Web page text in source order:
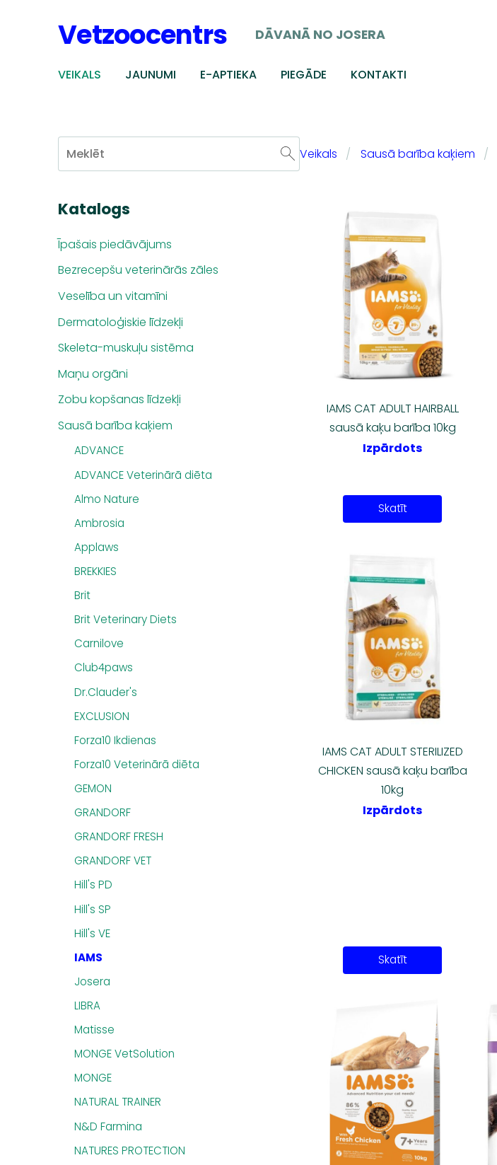
Vetzoocentrs DĀVANĀ NO JOSERA
VEIKALS JAUNUMI E-APTIEKA PIEGĀDE KONTAKTI
Katalogs
Īpašais piedāvājums
Bezrecepšu veterinārās zāles
Veselība un vitamīni
Dermatoloģiskie līdzekļi
Skeleta-muskuļu sistēma
Maņu orgāni
Zobu kopšanas līdzekļi
Sausā barība kaķiem
ADVANCE
ADVANCE Veterinārā diēta
Almo Nature
Ambrosia
Applaws
BREKKIES
Brit
Brit Veterinary Diets
Carnilove
Club4paws
Dr.Clauder's
EXCLUSION
Forza10 Ikdienas
Forza10 Veterinārā diēta
GEMON
GRANDORF
GRANDORF FRESH
GRANDORF VET
Hill's PD
Hill's SP
Hill's VE
IAMS
Josera
LIBRA
Matisse
MONGE VetSolution
MONGE
NATURAL TRAINER
N&D Farmina
NATURES PROTECTION
Veikals Sausā barība kaķiem
IAMS CAT ADULT HAIRBALL
sausā kaķu barība 10kg
Izpārdots
Skatīt
IAMS CAT ADULT STERILIZED
CHICKEN sausā kaķu barība
10kg
Izpārdots
Skatīt